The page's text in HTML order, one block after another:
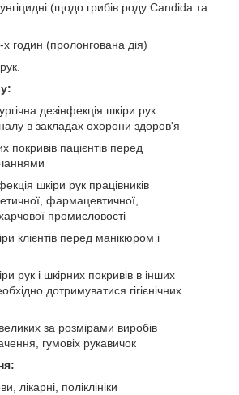
(щодо грибів роду Candida та
годин (пролонгована дія)
дезінфекція шкіри рук
в закладах охорони здоров'я
покривів пацієнтів перед
шкіри рук працівників
фармацевтичної,
промисловості
клієнтів перед манікюром і
рук і шкірних покривів в інших
дотримуватися гігієнічних
за розмірами виробів
гумовіх рукавичок
лікарні, поліклініки